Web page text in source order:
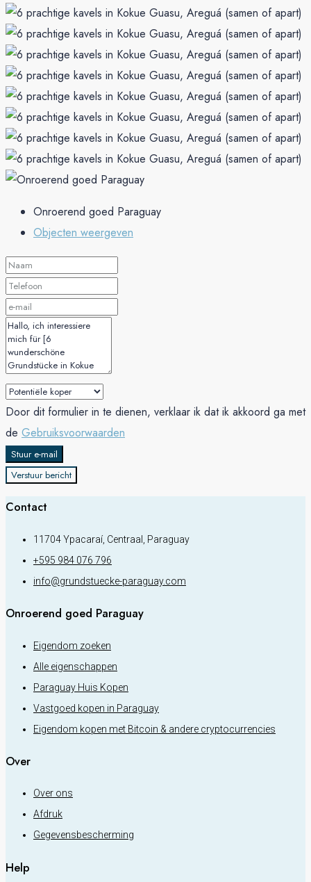
Onroerend goed Paraguay
Objecten weergeven
Door dit formulier in te dienen, verklaar ik dat ik akkoord ga met
de Gebruiksvoorwaarden
Stuur e-mail
Verstuur bericht
Contact
11704 Ypacaraí, Centraal, Paraguay
+595 984 076 796
info@grundstuecke-paraguay.com
Onroerend goed Paraguay
Eigendom zoeken
Alle eigenschappen
Paraguay Huis Kopen
Vastgoed kopen in Paraguay
Eigendom kopen met Bitcoin & andere cryptocurrencies
Over
Over ons
Afdruk
Gegevensbescherming
Help